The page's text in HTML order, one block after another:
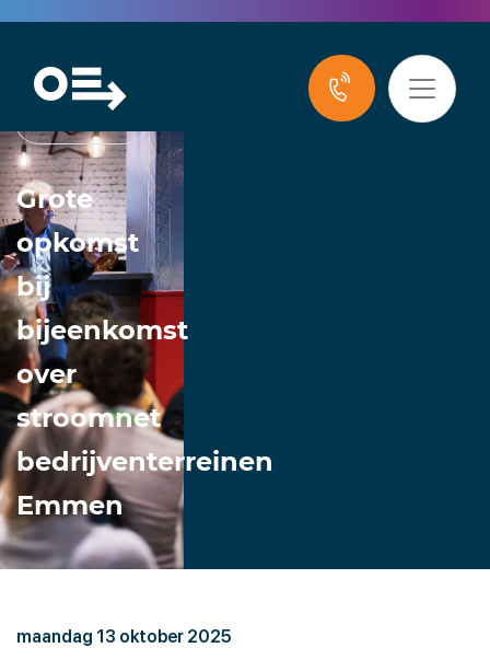
Grote
opkomst
bij
bijeenkomst
over
stroomnet
bedrijventerreinen
Emmen
maandag 13 oktober 2025